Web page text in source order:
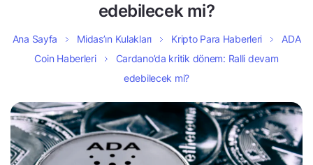
edebilecek mi?
Ana Sayfa Midas’ın Kulakları Kripto Para Haberleri
ADA
Coin Haberleri
Cardano’da kritik dönem: Ralli devam
edebilecek mi?